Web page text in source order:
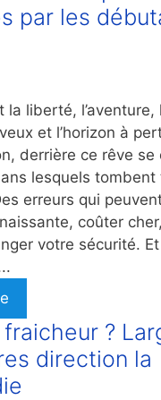
par les
la liberté,
et l’horizon à
derrière ce rêve se
lesquels tombent
erreurs qui
coûter
votre sécurité.
?
direction la